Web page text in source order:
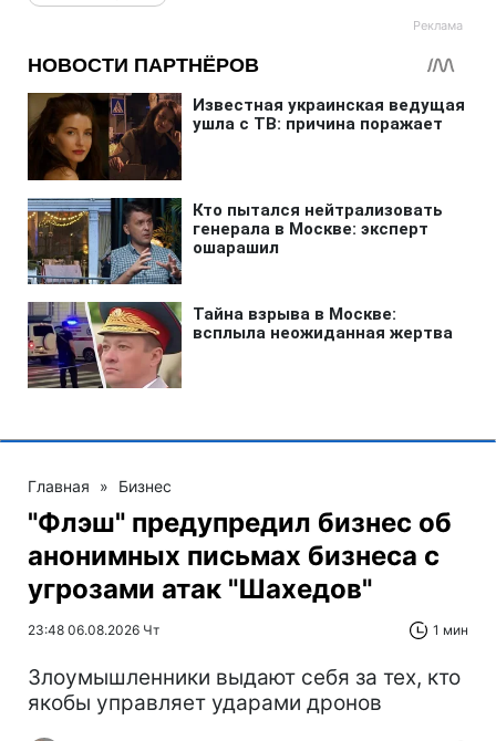
Главная » Бизнес
"Флэш" предупредил бизнес об
анонимных письмах бизнеса с
угрозами атак "Шахедов"
23:48 06.08.2026 Чт 1 мин
Злоумышленники выдают себя за тех, кто
якобы управляет ударами дронов